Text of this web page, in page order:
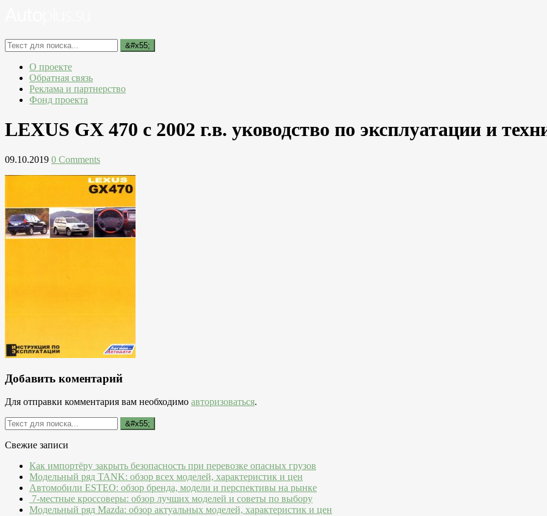
О проекте
Обратная связь
Реклама и партнерство
Фонд проекта
LEXUS GX 470 c 2002 г.в. уководство по эксплуатации и
09.10.2019 0 Comments
Добавить коментарий
Для отправки комментария вам необходимо авторизоваться.
Свежие записи
Как импортёру закрыть безопасность при перевозке опасных грузов
Модельный ряд TANK: обзор всех моделей, характеристик и цен
Автомобили ESTEO: обзор бренда, модели и перспективы на рынке
7-местные кроссоверы: обзор лучших моделей и советы по выбору
Модельный ряд Mazda: обзор актуальных моделей, характеристик и цен